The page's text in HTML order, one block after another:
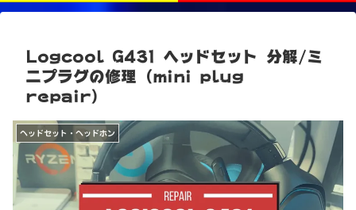
Logcool G431 ヘッドセット 分解/ミ
ニプラグの修理（mini plug
repair）
ヘッドセット・ヘッドホン